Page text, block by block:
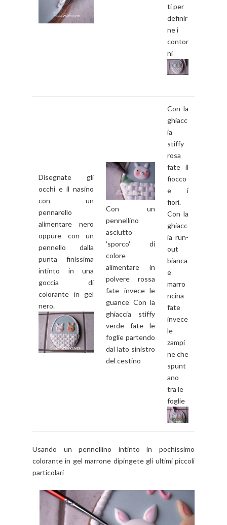
ti per
definir
ne i
contor
ni
Disegnate gli
occhi e il nasino
con un
pennarello
alimentare nero
oppure con un
pennello dalla
punta finissima
intinto in una
goccia di
colorante in gel
nero.
Con un
pennellino
asciutto
'sporco' di
colore
alimentare in
polvere rossa
fate invece le
guance Con la
ghiaccia stiffy
verde fate le
foglie partendo
dal lato sinistro
del cestino
Con la
ghiacc
ia
stiffy
rosa
fate il
fiocco
e i
fiori.
Con la
ghiacc
ia run-
out
bianca
e
marro
ncina
fate
invece
le
zampi
ne che
spunt
ano
tra le
foglie
Usando un pennellino intinto in pochissimo
colorante in gel marrone dipingete gli ultimi piccoli
particolari